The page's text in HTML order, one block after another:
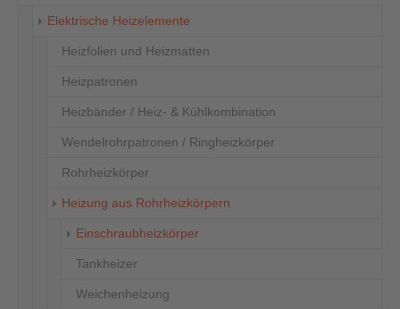
Elektrische Heizelemente
Heizfolien und Heizmatten
Heizpatronen
Heizbänder / Heiz- & Kühlkombination
Wendelrohrpatronen / Ringheizkörper
Rohrheizkörper
Heizung aus Rohrheizkörpern
Einschraubheizkörper(current)
Tankheizer
Weichenheizung